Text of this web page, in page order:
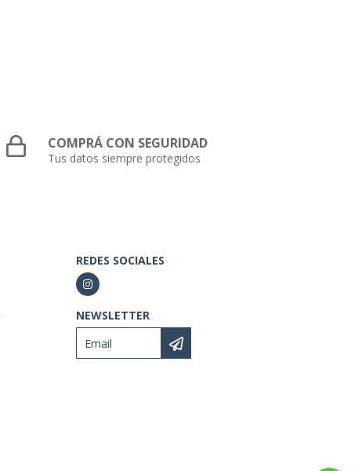
COMPRÁ CON SEGURIDAD
Tus datos siempre protegidos
REDES SOCIALES
NEWSLETTER